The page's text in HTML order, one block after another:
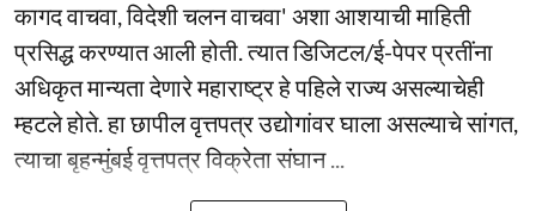
कागद वाचवा, विदेशी चलन वाचवा' अशा आशयाची माहिती
प्रसिद्ध करण्यात आली होती. त्यात डिजिटल/ई-पेपर प्रतींना
अधिकृत मान्यता देणारे महाराष्ट्र हे पहिले राज्य असल्याचेही
म्हटले होते. हा छापील वृत्तपत्र उद्योगांवर घाला असल्याचे सांगत,
त्याचा बृहन्मुंबई वृत्तपत्र विक्रेता संघान ...